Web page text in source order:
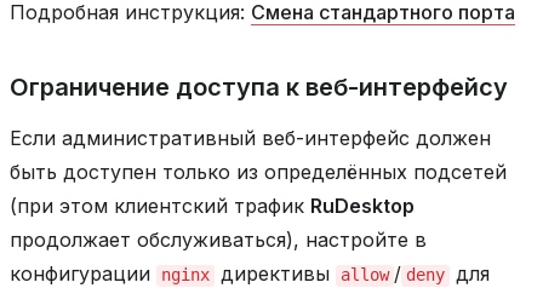
Подробная инструкция: Смена стандартного порта
Ограничение доступа к веб-интерфейсу
Если административный веб-интерфейс должен
быть доступен только из определённых подсетей
(при этом клиентский трафик RuDesktop
продолжает обслуживаться), настройте в
конфигурации
nginx директивы allow / deny для